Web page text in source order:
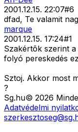
2001.12.15. 22:07#6
dfad, Te valamit
marque
2001.12.15. 17:24#1
Szakértõk szerint
folyó pereskedés
Sztoj. Akkor most
?
Sg.hu© 2026
Adatvédelmi